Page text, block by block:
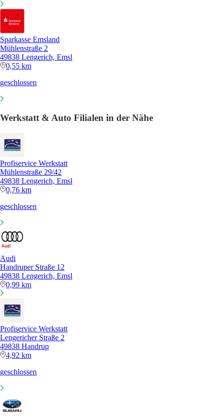
Sparkasse Emsland
Mühlenstraße 2
49838 Lengerich, Emsl
0,55 km
geschlossen
Werkstatt & Auto Filialen in der Nähe
Profiservice Werkstatt
Mühlenstraße 29/42
49838 Lengerich, Emsl
0,76 km
geschlossen
Audi
Handruper Straße 12
49838 Lengerich, Emsl
0,99 km
Profiservice Werkstatt
Lengericher Straße 2
49838 Handrup
4,92 km
geschlossen